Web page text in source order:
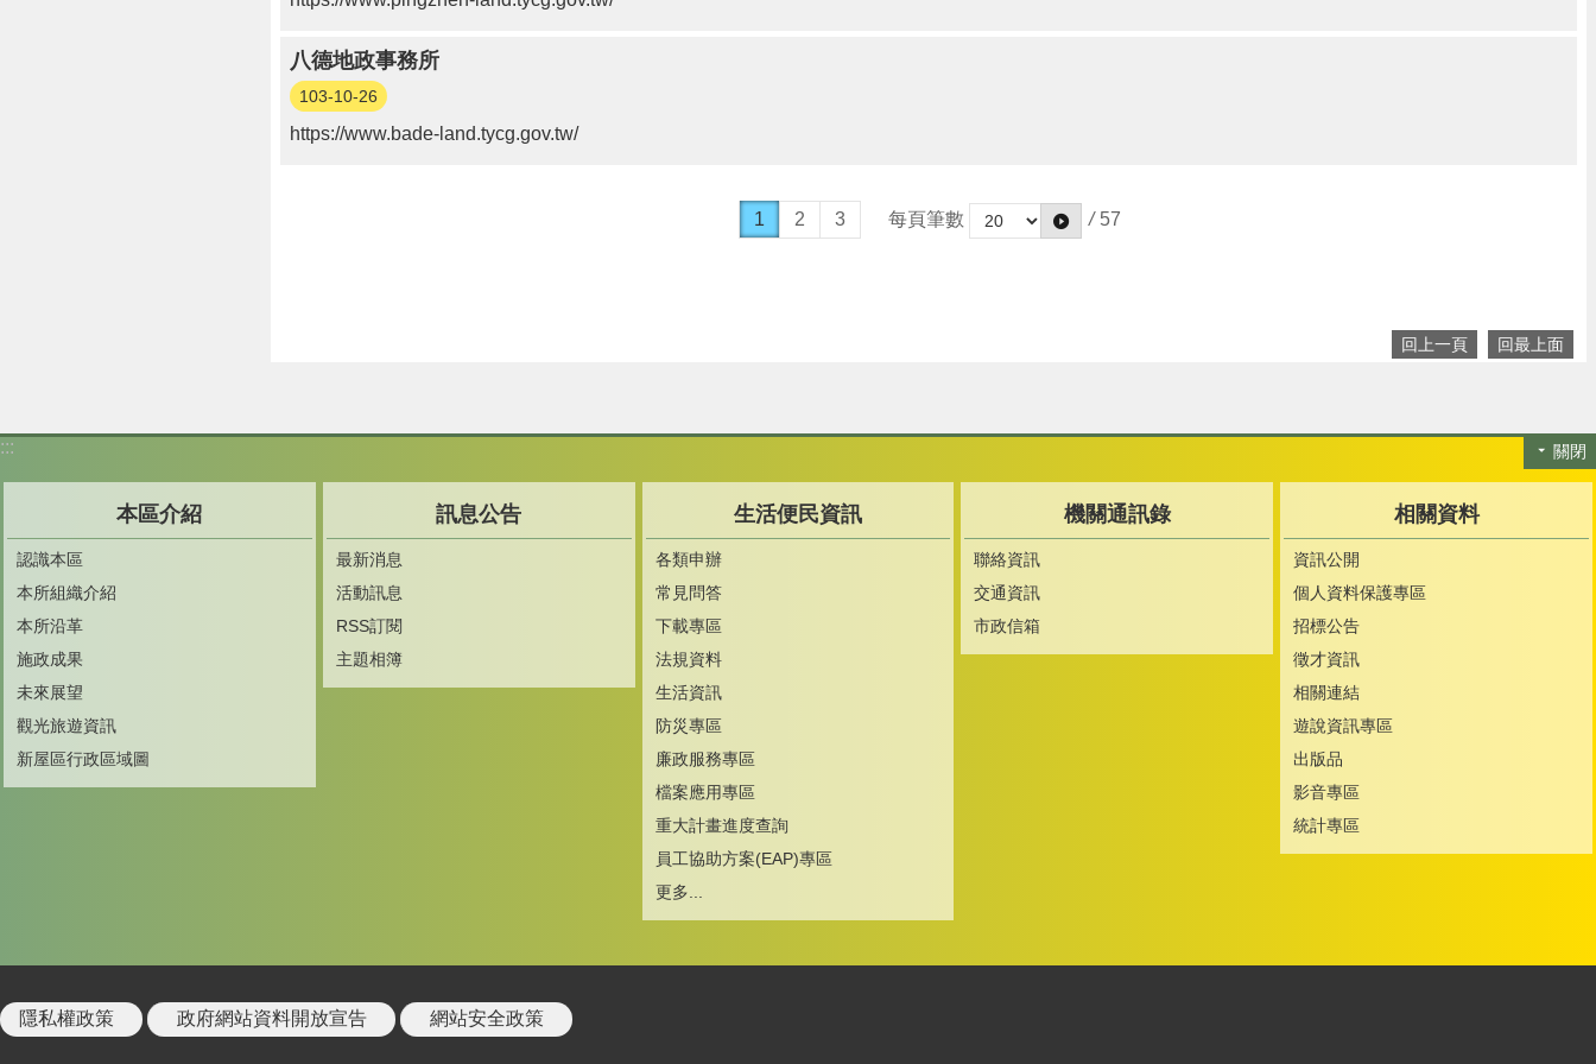
八德地政事務所
103-10-26
https://www.bade-land.tycg.gov.tw/
1 2 3 每頁筆數 / 57
回上一頁 回最上面
關閉
:::
本區介紹
認識本區
本所組織介紹
本所沿革
施政成果
未來展望
觀光旅遊資訊
新屋區行政區域圖
訊息公告
最新消息
活動訊息
RSS訂閱
主題相簿
生活便民資訊
各類申辦
常見問答
下載專區
法規資料
生活資訊
防災專區
廉政服務專區
檔案應用專區
重大計畫進度查詢
員工協助方案(EAP)專區
更多...
機關通訊錄
聯絡資訊
交通資訊
市政信箱
相關資料
資訊公開
個人資料保護專區
招標公告
徵才資訊
相關連結
遊說資訊專區
出版品
影音專區
統計專區
隱私權政策 政府網站資料開放宣告 網站安全政策